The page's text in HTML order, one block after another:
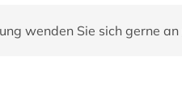
wenden Sie sich gerne an